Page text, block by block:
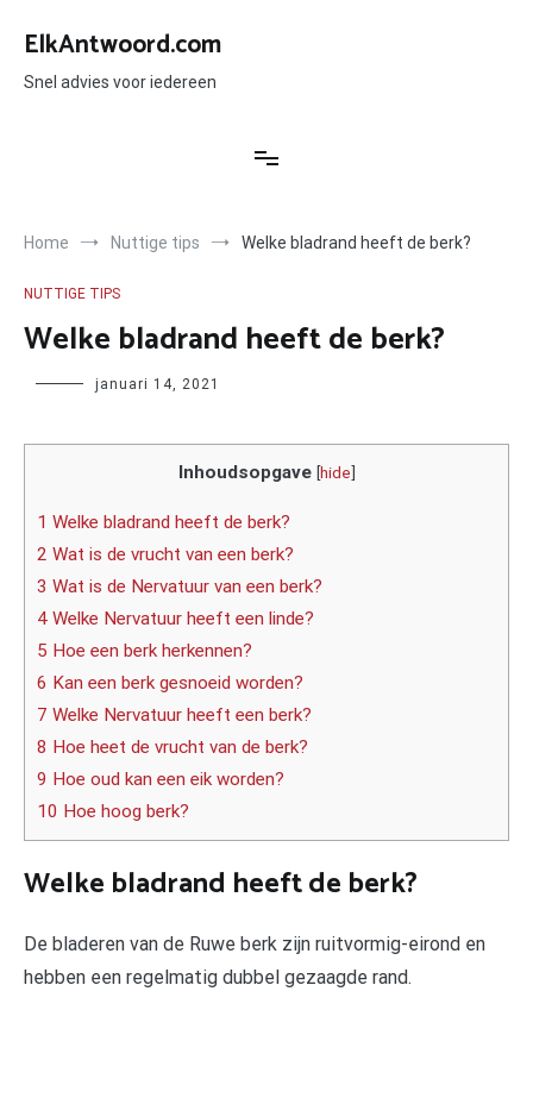
naar
inhoud
ElkAntwoord.com
Snel advies voor iedereen
Home Nuttige tips Welke bladrand heeft de berk?
NUTTIGE TIPS
Welke bladrand heeft de berk?
Author januari 14, 2021
Inhoudsopgave [hide]
1 Welke bladrand heeft de berk?
2 Wat is de vrucht van een berk?
3 Wat is de Nervatuur van een berk?
4 Welke Nervatuur heeft een linde?
5 Hoe een berk herkennen?
6 Kan een berk gesnoeid worden?
7 Welke Nervatuur heeft een berk?
8 Hoe heet de vrucht van de berk?
9 Hoe oud kan een eik worden?
10 Hoe hoog berk?
Welke bladrand heeft de berk?
De bladeren van de Ruwe berk zijn ruitvormig-eirond en
hebben een regelmatig dubbel gezaagde rand.